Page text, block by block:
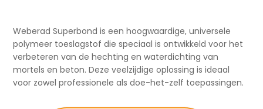
Weberad Superbond is een hoogwaardige, universele
polymeer toeslagstof die speciaal is ontwikkeld voor het
verbeteren van de hechting en waterdichting van
mortels en beton. Deze veelzijdige oplossing is ideaal
voor zowel professionele als doe-het-zelf toepassingen.